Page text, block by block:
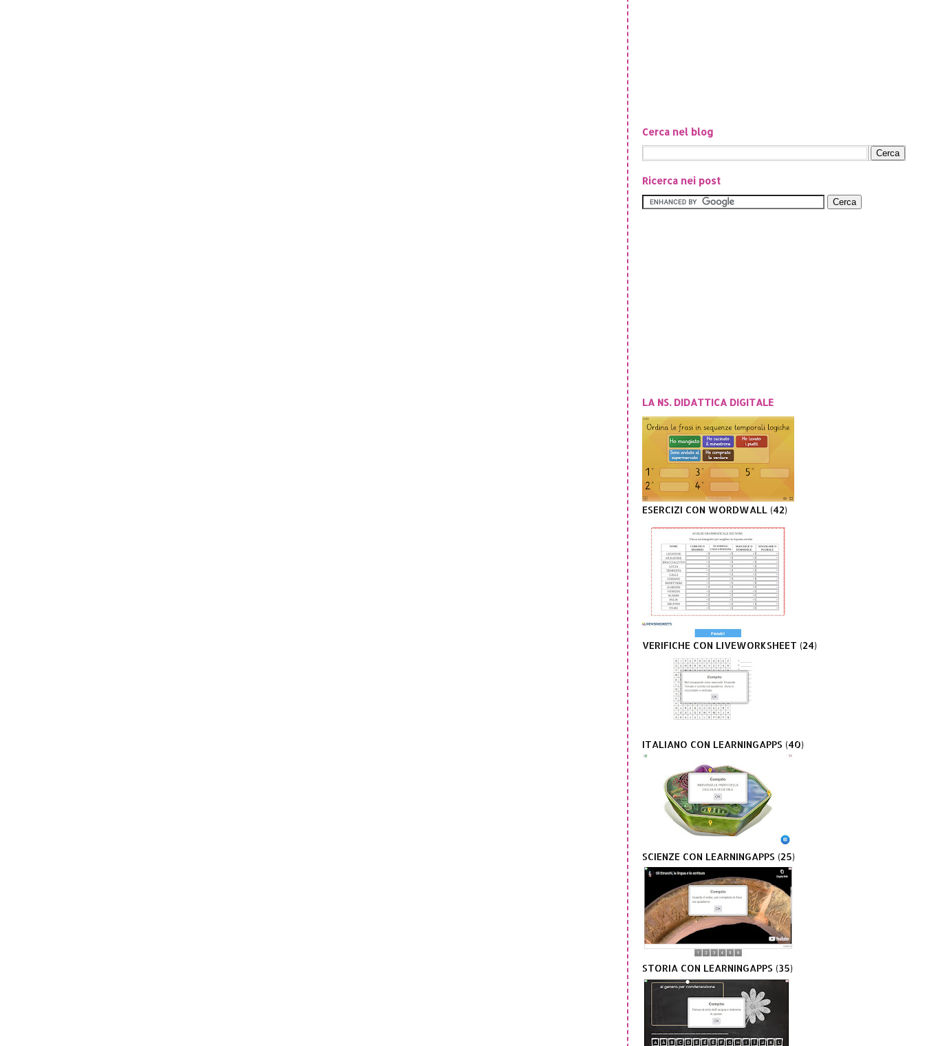
Cerca nel blog
Ricerca nei post
LA NS. DIDATTICA DIGITALE
ESERCIZI CON WORDWALL (42)
VERIFICHE CON LIVEWORKSHEET (24)
ITALIANO CON LEARNINGAPPS (40)
SCIENZE CON LEARNINGAPPS (25)
STORIA CON LEARNINGAPPS (35)